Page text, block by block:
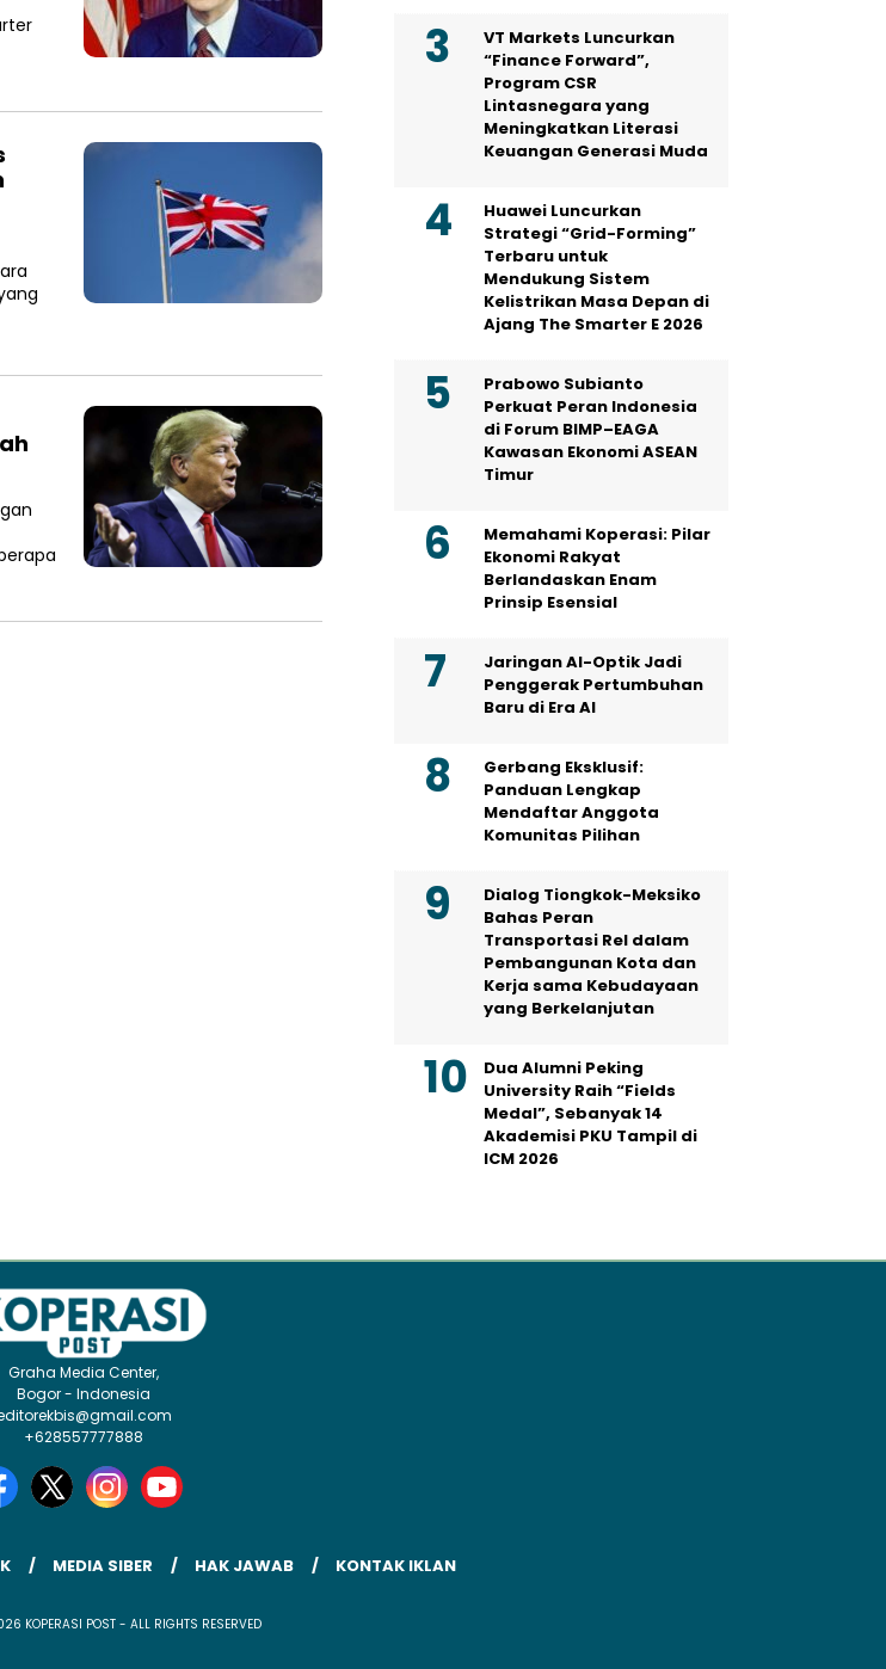
VT Markets Luncurkan
“Finance Forward”,
Program CSR
Lintasnegara yang
Meningkatkan Literasi
Keuangan Generasi Muda
Huawei Luncurkan
Strategi “Grid-Forming”
Terbaru untuk
Mendukung Sistem
Kelistrikan Masa Depan di
Ajang The Smarter E 2026
Prabowo Subianto
Perkuat Peran Indonesia
di Forum BIMP–EAGA
Kawasan Ekonomi ASEAN
Timur
Memahami Koperasi: Pilar
Ekonomi Rakyat
Berlandaskan Enam
Prinsip Esensial
Jaringan AI-Optik Jadi
Penggerak Pertumbuhan
Baru di Era AI
Gerbang Eksklusif:
Panduan Lengkap
Mendaftar Anggota
Komunitas Pilihan
Dialog Tiongkok-Meksiko
Bahas Peran
Transportasi Rel dalam
Pembangunan Kota dan
Kerja sama Kebudayaan
yang Berkelanjutan
Dua Alumni Peking
University Raih “Fields
Medal”, Sebanyak 14
Akademisi PKU Tampil di
ICM 2026
Graha Media Center,
Bogor - Indonesia
+628557777888
MEDIA SIBER HAK JAWAB KONTAK IKLAN
KOPERASI POST - ALL RIGHTS RESERVED